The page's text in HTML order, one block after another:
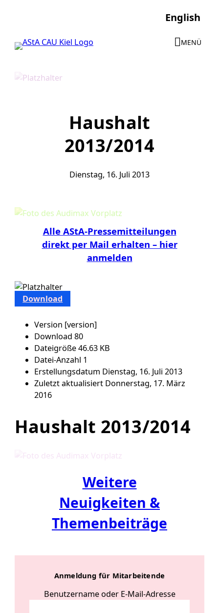
wechseln
English
MENÜ
Haushalt
2013/2014
Dienstag, 16. Juli 2013
Alle AStA-Pressemitteilungen
direkt per Mail erhalten – hier
anmelden
Download
Version [version]
Download 80
Dateigröße46.63 KB
Datei-Anzahl 1
Erstellungsdatum Dienstag, 16. Juli 2013
Zuletzt aktualisiert Donnerstag, 17. März
2016
Haushalt 2013/2014
Weitere
Neuigkeiten &
Themenbeiträge
Anmeldung für Mitarbeitende
Benutzername oder E-Mail-Adresse